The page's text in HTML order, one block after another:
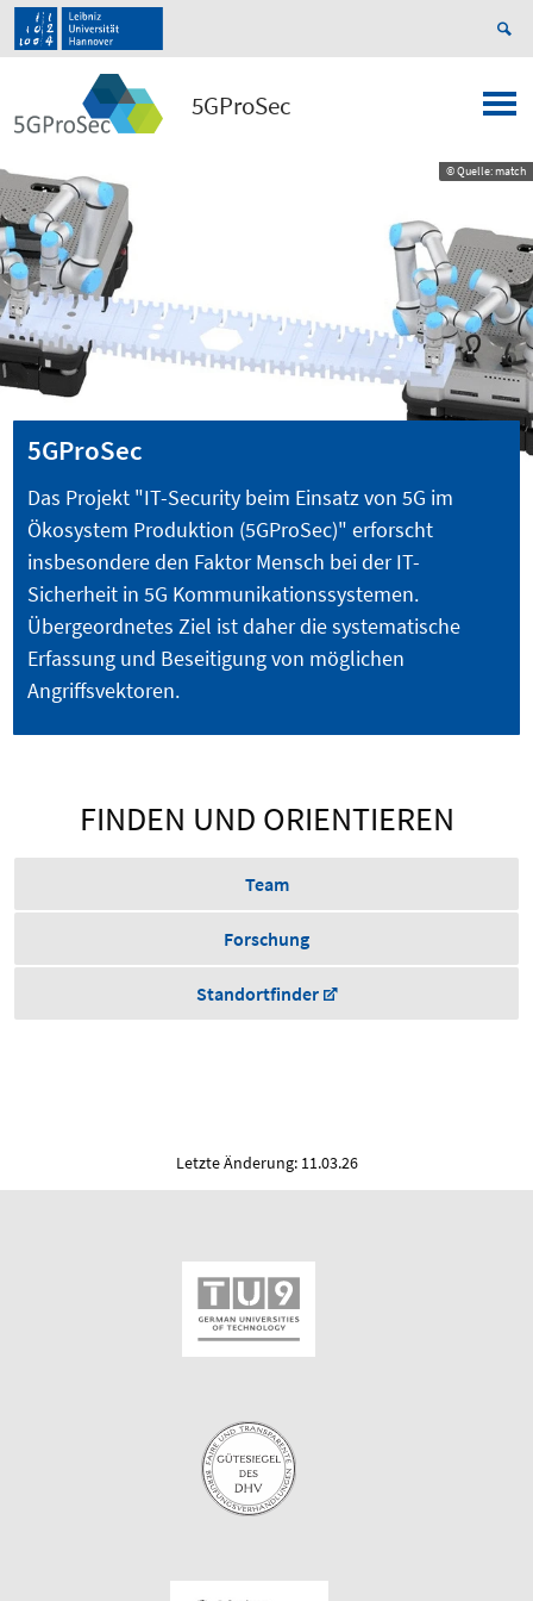
5GProSec
© Quelle: match
5GProSec
Das Projekt "IT-Security beim Einsatz von 5G im
Ökosystem Produktion (5GProSec)" erforscht
insbesondere den Faktor Mensch bei der IT-
Sicherheit in 5G Kommunikationssystemen.
Übergeordnetes Ziel ist daher die systematische
Erfassung und Beseitigung von möglichen
Angriffsvektoren.
FINDEN UND ORIENTIEREN
Team
Forschung
Standortfinder
Letzte Änderung: 11.03.26